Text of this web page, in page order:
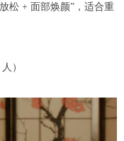
松 + 面部焕颜”，适合重
）